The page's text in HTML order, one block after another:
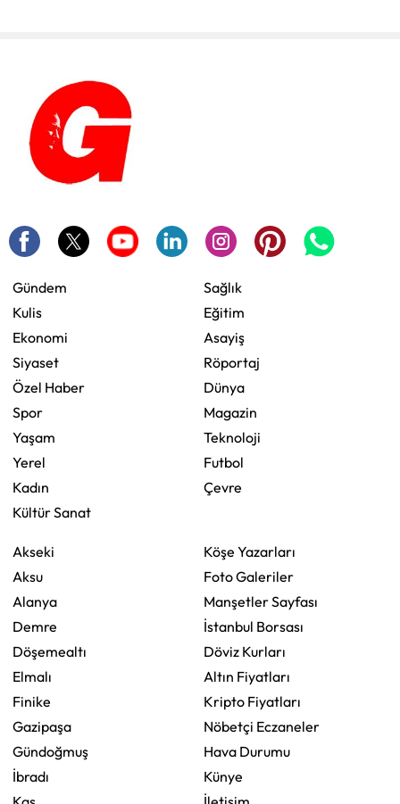
Gündem
Kulis
Ekonomi
Siyaset
Özel Haber
Spor
Yaşam
Yerel
Kadın
Kültür Sanat
Sağlık
Eğitim
Asayiş
Röportaj
Dünya
Magazin
Teknoloji
Futbol
Çevre
Akseki
Aksu
Alanya
Demre
Döşemealtı
Elmalı
Finike
Gazipaşa
Gündoğmuş
İbradı
Köşe Yazarları
Foto Galeriler
Manşetler Sayfası
İstanbul Borsası
Döviz Kurları
Altın Fiyatları
Kripto Fiyatları
Nöbetçi Eczaneler
Hava Durumu
Künye